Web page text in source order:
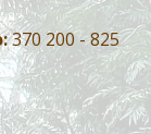
370 200 - 825